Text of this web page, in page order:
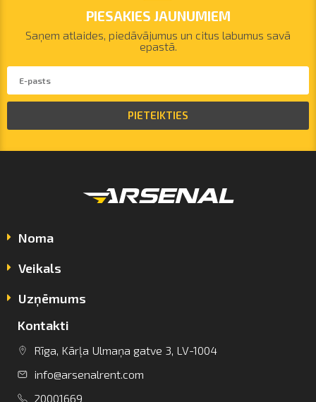
PIESAKIES JAUNUMIEM
Saņem atlaides, piedāvājumus un citus labumus savā
epastā.
PIETEIKTIES
Noma
Veikals
Uzņēmums
Kontakti
Rīga, Kārļa Ulmaņa gatve 3, LV-1004
info@arsenalrent.com
20001669